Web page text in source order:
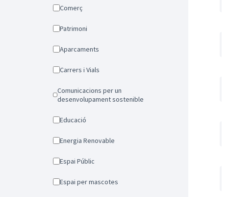
Comerç
Patrimoni
Aparcaments
Carrers i Vials
Comunicacions per un
desenvolupament sostenible
Educació
Energia Renovable
Espai Públic
Espai per mascotes